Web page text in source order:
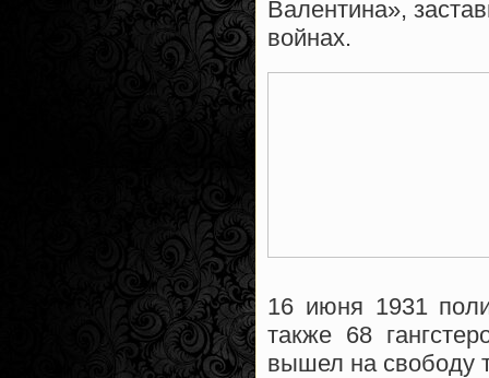
Валентина»,
войнах.
16 июня 1931
также 68
вышел на свободу